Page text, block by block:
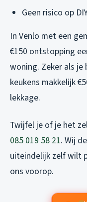
Geen risico op
In Venlo met een
€150 ontstopping
woning. Zeker als
keukens makkelijk
lekkage.
Twijfel je of je het
085 019 58 21. Wij
uiteindelijk zelf wilt
ons voorop.